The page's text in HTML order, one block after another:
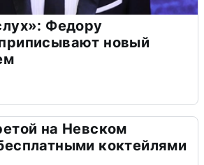
Федору
новый
на Невском
коктейлями